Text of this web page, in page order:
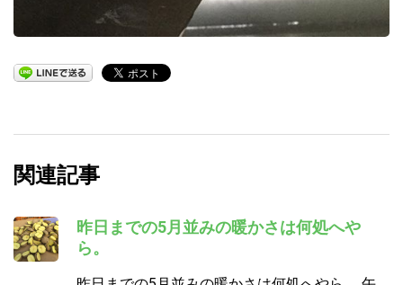
関連記事
昨日までの5月並みの暖かさは何処へや
ら。